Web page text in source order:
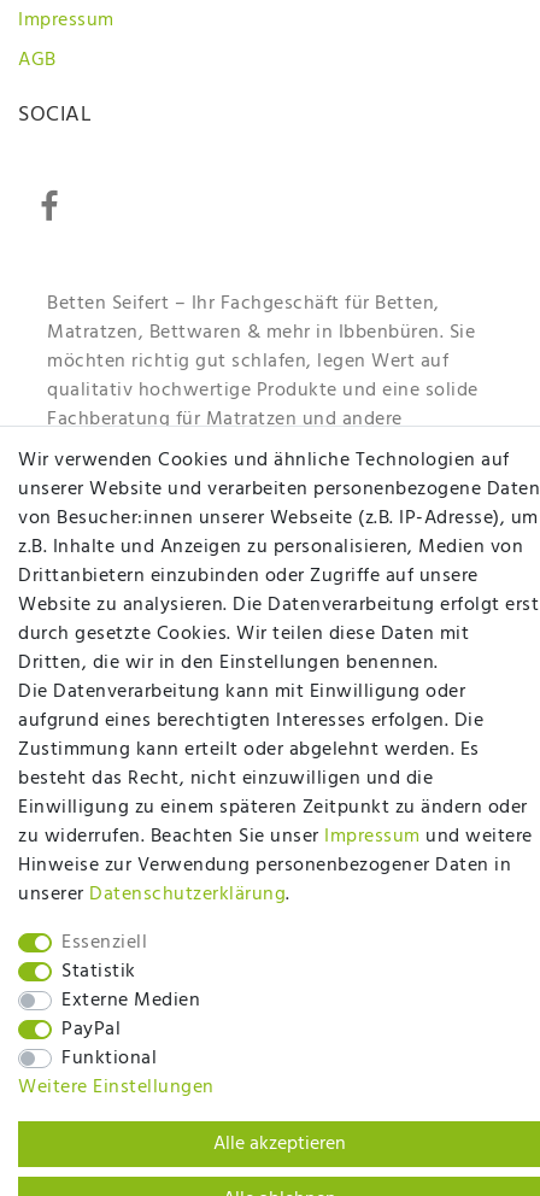
Impressum
AGB
SOCIAL
Betten Seifert – Ihr Fachgeschäft für Betten,
Matratzen, Bettwaren & mehr in Ibbenbüren. Sie
möchten richtig gut schlafen, legen Wert auf
qualitativ hochwertige Produkte und eine solide
Fachberatung für Matratzen und andere
Bettwaren? Dann sind Sie bei uns genau richtig.
Ob online oder vor Ort im Fachgeschäft in
Ibbenbüren - wir beraten Sie gerne!
Mehr erfahren
Wir verwenden Cookies und ähnliche Technologien auf
unserer Website und verarbeiten personenbezogene Daten
von Besucher:innen unserer Webseite (z.B. IP-Adresse), um
z.B. Inhalte und Anzeigen zu personalisieren, Medien von
Drittanbietern einzubinden oder Zugriffe auf unsere
Website zu analysieren. Die Datenverarbeitung erfolgt erst
durch gesetzte Cookies. Wir teilen diese Daten mit
Dritten, die wir in den Einstellungen benennen.
Die Datenverarbeitung kann mit Einwilligung oder
aufgrund eines berechtigten Interesses erfolgen. Die
Zustimmung kann erteilt oder abgelehnt werden. Es
besteht das Recht, nicht einzuwilligen und die
Einwilligung zu einem späteren Zeitpunkt zu ändern oder
zu widerrufen. Beachten Sie unser Impressum und weitere
Hinweise zur Verwendung personenbezogener Daten in
unserer Daten­schutz­erklärung.
Essenziell
Statistik
Externe Medien
PayPal
Funktional
Weitere Einstellungen
Alle akzeptieren
plentymarkets Template von Plenty Lions
BACK TO TOP